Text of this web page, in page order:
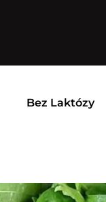
Bez Laktózy